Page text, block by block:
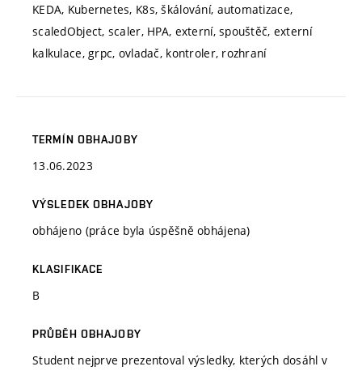
KEDA, Kubernetes, K8s, škálování, automatizace,
scaledObject, scaler, HPA, externí, spouštěč, externí
kalkulace, grpc, ovladač, kontroler, rozhraní
TERMÍN OBHAJOBY
13.06.2023
VÝSLEDEK OBHAJOBY
obhájeno (práce byla úspěšně obhájena)
KLASIFIKACE
B
PRŮBĚH OBHAJOBY
Student nejprve prezentoval výsledky, kterých dosáhl v